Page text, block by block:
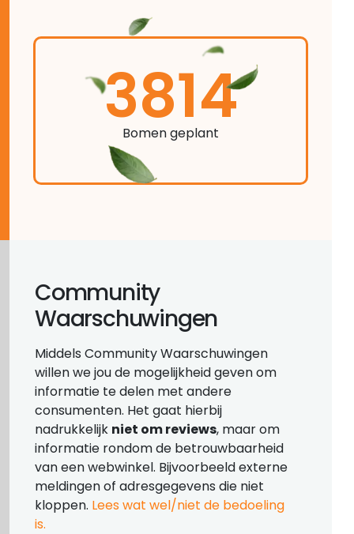
3814
Bomen geplant
Community
Waarschuwingen
Middels Community Waarschuwingen
willen we jou de mogelijkheid geven om
informatie te delen met andere
consumenten. Het gaat hierbij
nadrukkelijk niet om reviews, maar om
informatie rondom de betrouwbaarheid
van een webwinkel. Bijvoorbeeld externe
meldingen of adresgegevens die niet
kloppen. Lees wat wel/niet de bedoeling
is.